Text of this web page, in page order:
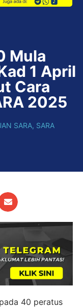
Mula
1 April
Cara
2025
SARA, SARA
40 peratus